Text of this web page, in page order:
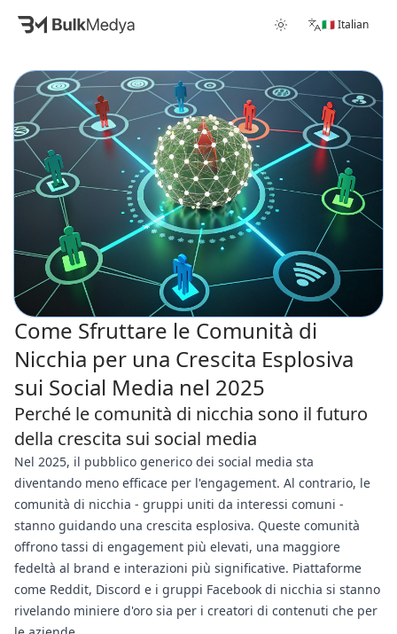
🇮🇹 Italian
Come Sfruttare le Comunità di
Nicchia per una Crescita Esplosiva
sui Social Media nel 2025
Perché le comunità di nicchia sono il futuro
della crescita sui social media
Nel 2025, il pubblico generico dei social media sta
diventando meno efficace per l'engagement. Al contrario, le
comunità di nicchia - gruppi uniti da interessi comuni -
stanno guidando una crescita esplosiva. Queste comunità
offrono tassi di engagement più elevati, una maggiore
fedeltà al brand e interazioni più significative. Piattaforme
come Reddit, Discord e i gruppi Facebook di nicchia si stanno
rivelando miniere d'oro sia per i creatori di contenuti che per